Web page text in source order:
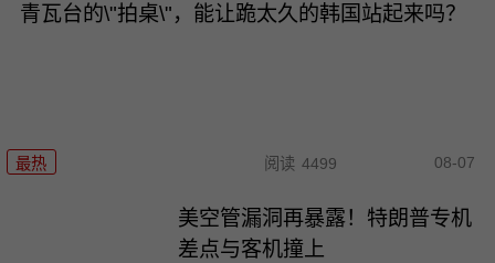
青瓦台的\"拍桌\"，能让跪太久的韩国站起来吗？
最热 阅读 4499 08-07
美空管漏洞再暴露！特朗普专机
差点与客机撞上